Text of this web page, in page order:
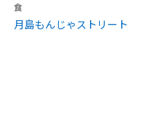
食
月島もんじゃストリート